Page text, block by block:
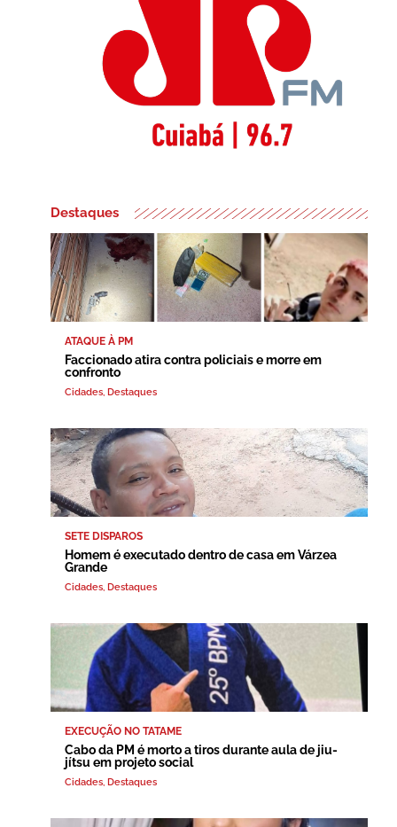
Destaques
ATAQUE À PM
Faccionado atira contra policiais e morre em
confronto
Cidades, Destaques
SETE DISPAROS
Homem é executado dentro de casa em Várzea
Grande
Cidades, Destaques
EXECUÇÃO NO TATAME
Cabo da PM é morto a tiros durante aula de jiu-
jítsu em projeto social
Cidades, Destaques